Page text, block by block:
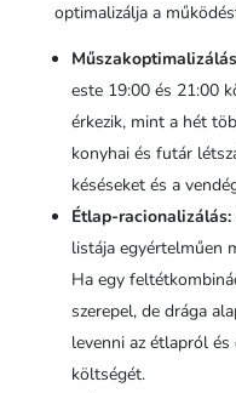
optimalizálja a
este 19:00 és 21:00
érkezik, mint a hét
konyhai és futár
késéseket és a
Étlap-racionalizálás:
listája egyértelműen
Ha egy
szerepel, de drága
levenni az étlapról
költségét.